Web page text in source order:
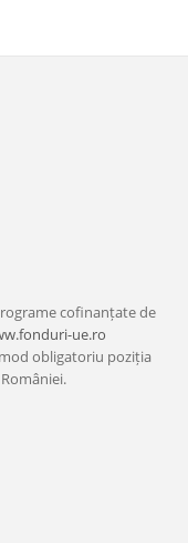
cofinanțate de
ue.ro
obligatoriu poziția